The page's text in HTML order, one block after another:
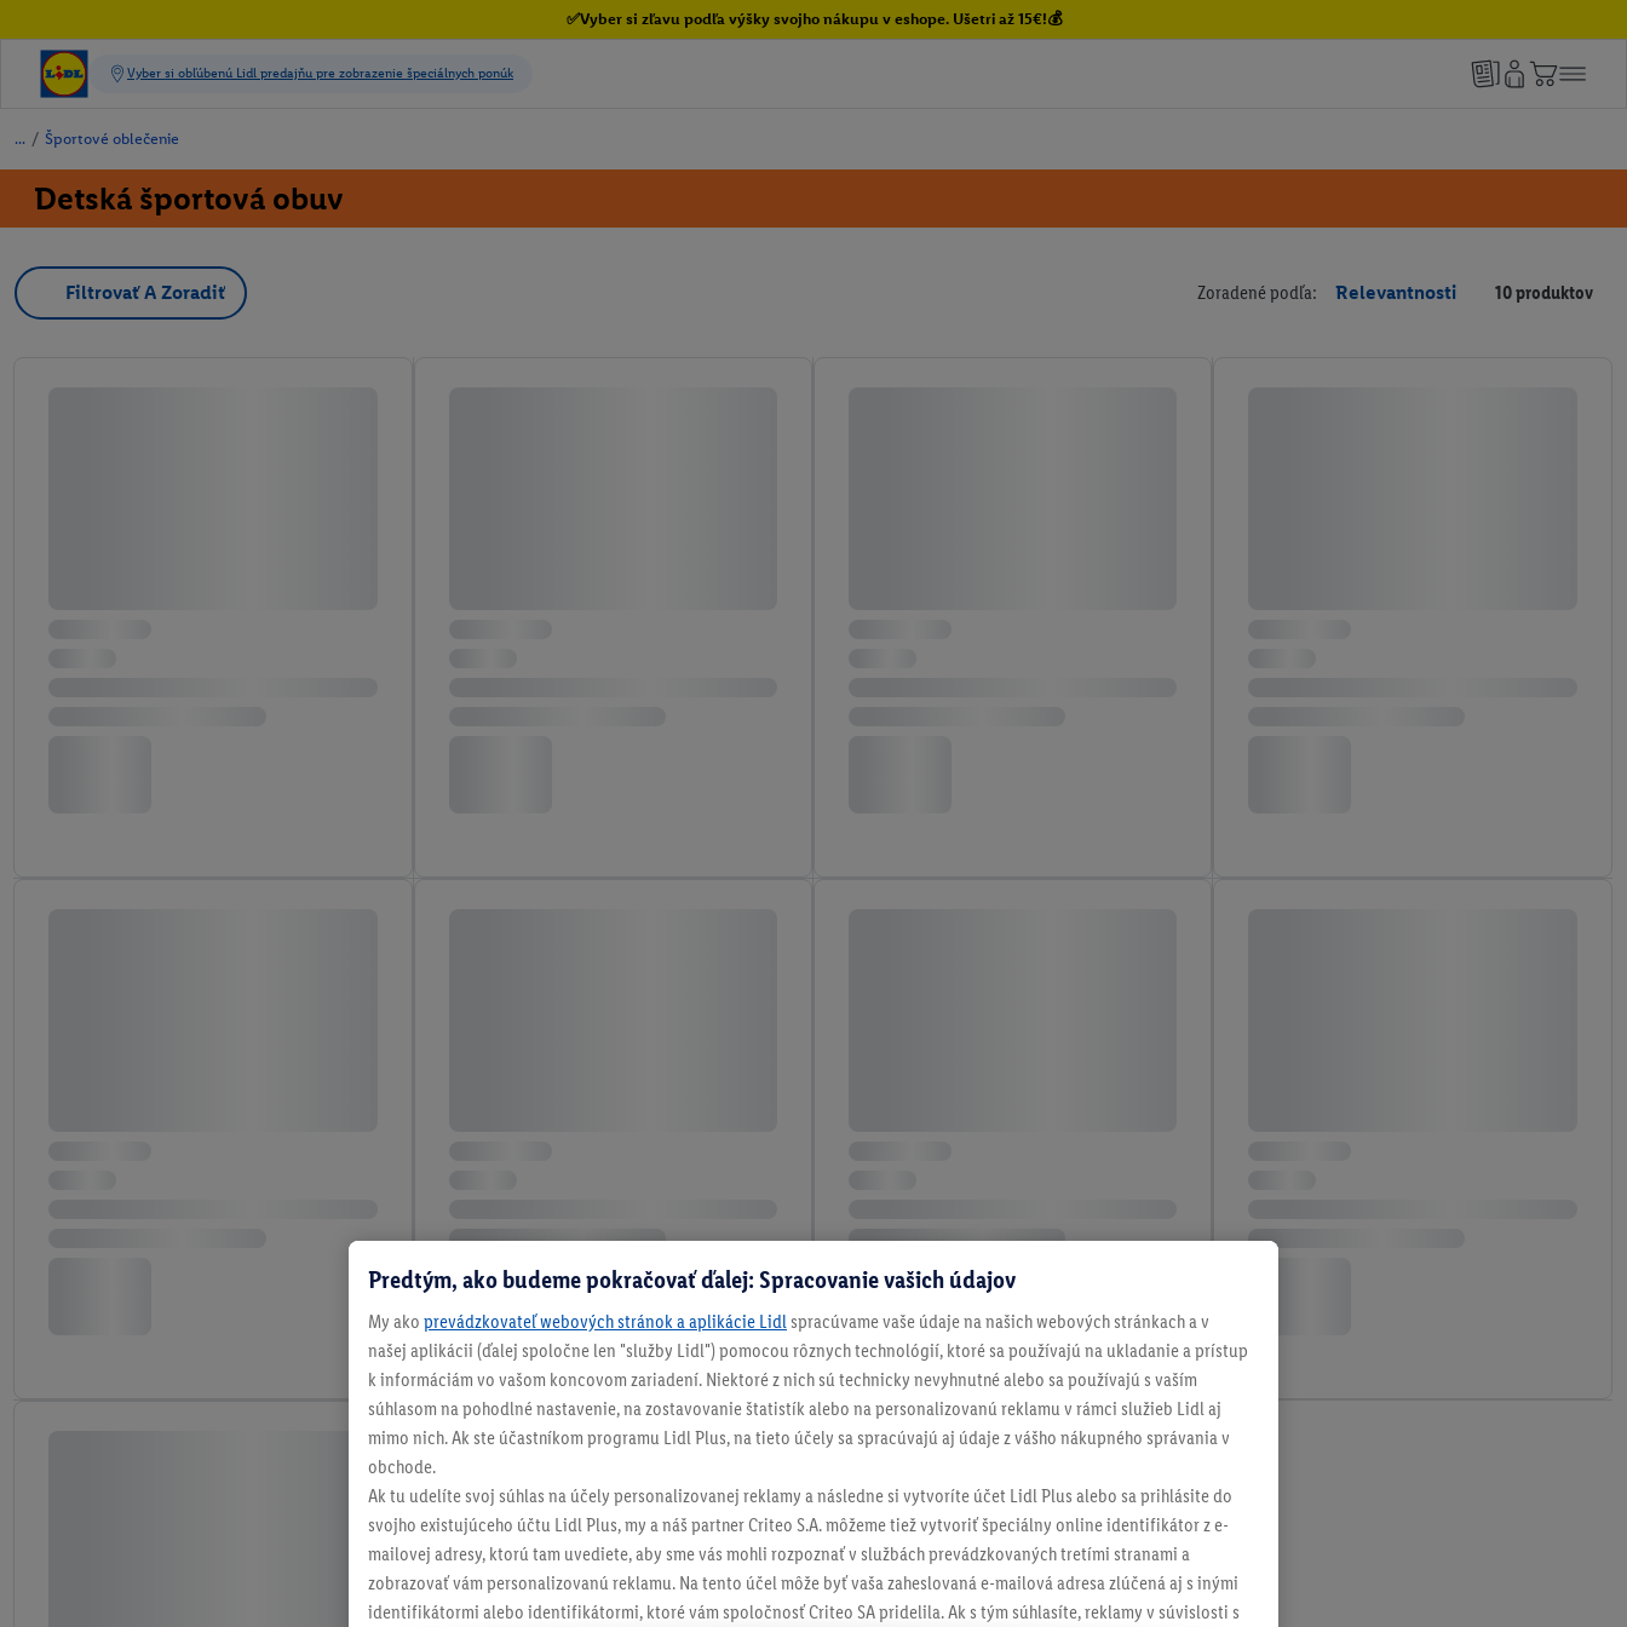
✅Vyber si zľavu podľa výšky svojho nákupu v eshope. Ušetri až 15€!💰
/ Športové oblečenie
Detská športová obuv
Filtrovať A Zoradiť Zoradené podľa: Relevantnosti 10 produktov
Predtým, ako budeme pokračovať ďalej: Spracovanie vašich údajov
My ako prevádzkovateľ webových stránok a aplikácie Lidl spracúvame vaše údaje na našich webových stránkach a v
našej aplikácii (ďalej spoločne len "služby Lidl") pomocou rôznych technológií, ktoré sa používajú na ukladanie a prístup
k informáciám vo vašom koncovom zariadení. Niektoré z nich sú technicky nevyhnutné alebo sa používajú s vaším
súhlasom na pohodlné nastavenie, na zostavovanie štatistík alebo na personalizovanú reklamu v rámci služieb Lidl aj
mimo nich. Ak ste účastníkom programu Lidl Plus, na tieto účely sa spracúvajú aj údaje z vášho nákupného správania v
obchode.
Ak tu udelíte svoj súhlas na účely personalizovanej reklamy a následne si vytvoríte účet Lidl Plus alebo sa prihlásite do
svojho existujúceho účtu Lidl Plus, my a náš partner Criteo S.A. môžeme tiež vytvoriť špeciálny online identifikátor z e-
mailovej adresy, ktorú tam uvediete, aby sme vás mohli rozpoznať v službách prevádzkovaných tretími stranami a
zobrazovať vám personalizovanú reklamu. Na tento účel môže byť vaša zaheslovaná e-mailová adresa zlúčená aj s inými
identifikátormi alebo identifikátormi, ktoré vám spoločnosť Criteo SA pridelila. Ak s tým súhlasíte, reklamy v súvislosti s